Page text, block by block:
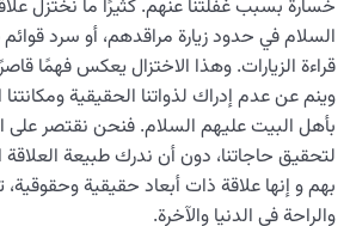
ما هي العائلة السماوية وما علاقتها بهدف
هندسة النفس وتهذيب الروح
نضوج الطفل الغالي للروح
خسارة بسبب غفلتنا عنهم. كثيرًا ما نختزل
السلام في حدود زيارة مراقدهم، أو سرد
قراءة الزيارات. وهذا الاختزال يعكس فهمًا
وينم عن عدم إدراك لذواتنا الحقيقية
بأهل البيت عليهم السلام. فنحن نقتصر على
لتحقيق حاجاتنا، دون أن ندرك طبيعة العلاقة
بهم و إنها علاقة ذات أبعاد حقيقية
والراحة في الدنيا والآخرة.